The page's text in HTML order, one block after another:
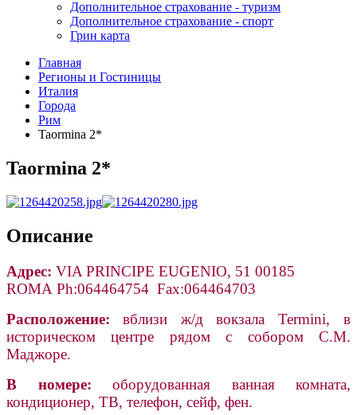
Дополнительное страхование - туризм
Дополнительное страхование - спорт
Грин карта
Главная
Регионы и Гостиницы
Италия
Города
Рим
Taormina 2*
Taormina 2*
Описание
Адрес: VIA PRINCIPE EUGENIO, 51 00185
ROMA Ph:064464754 Fax:064464703
Расположение:
вблизи ж/д вокзала Termini, в
историческом центре рядом с собором С.М.
Маджоре.
В номере: оборудованная ванная комната,
кондиционер, ТВ, телефон, сейф, фен.